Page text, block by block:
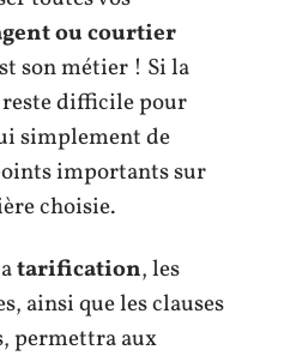
ou courtier
son métier ! Si la
difficile pour
simplement de
importants sur
choisie.
tarification, les
ainsi que les clauses
permettra aux